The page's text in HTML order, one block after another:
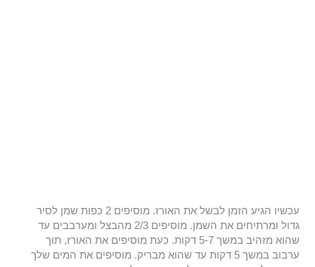
עכשיו הגיע הזמן לבשל את האורז. מוסיפים 2 כפות שמן לסיר
גדול ומרתיחים את השמן. מוסיפים 2/3 מהבצל ומערבבים עד
שהוא מזהיב במשך 5-7 דקות. כעת מוסיפים את האורז, תוך
ערבוב במשך 5 דקות עד שהוא מבריק. מוסיפים את המים שלך